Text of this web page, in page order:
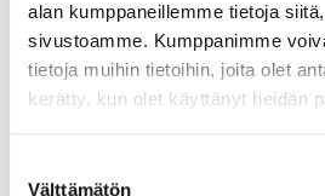
alan kumppaneillemme tietoja
sivustoamme. Kumppanimme
tietoja muihin tietoihin, joita olet
kerätty, kun olet käyttänyt heidän
Välttämätön
04.8.2026